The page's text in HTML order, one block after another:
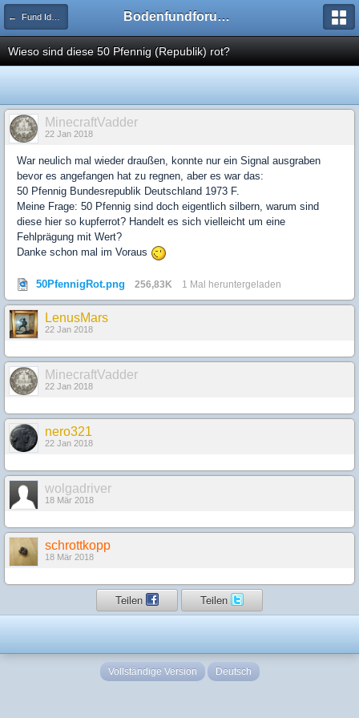
← Fund Identifizierung Bodenfundforum.com
Wieso sind diese 50 Pfennig (Republik) rot?
MinecraftVadder
22 Jan 2018
War neulich mal wieder draußen, konnte nur ein Signal ausgraben
bevor es angefangen hat zu regnen, aber es war das:
50 Pfennig Bundesrepublik Deutschland 1973 F.
Meine Frage: 50 Pfennig sind doch eigentlich silbern, warum sind
diese hier so kupferrot? Handelt es sich vielleicht um eine
Fehlprägung mit Wert?
Danke schon mal im Voraus
50PfennigRot.png 256,83K 1 Mal heruntergeladen
LenusMars
22 Jan 2018
MinecraftVadder
22 Jan 2018
nero321
22 Jan 2018
wolgadriver
18 Mär 2018
schrottkopp
18 Mär 2018
Teilen Teilen
Vollständige Version Deutsch